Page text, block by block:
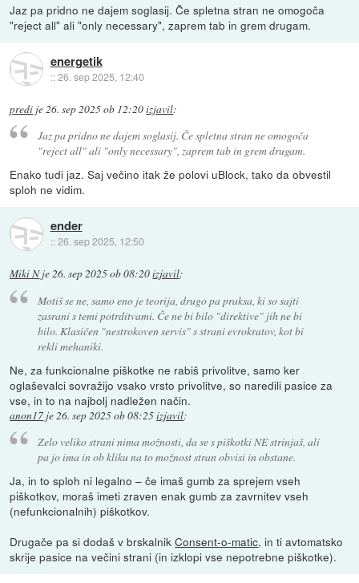
Jaz pa pridno ne dajem soglasij. Če spletna stran ne omogoča
"reject all" ali "only necessary", zaprem tab in grem drugam.
energetik
::26. sep 2025, 12:40
predi je 26. sep 2025 ob 12:20izjavil:
Jaz pa pridno ne dajem soglasij. Če spletna stran ne omogoča
"reject all" ali "only necessary", zaprem tab in grem drugam.
Enako tudi jaz. Saj večino itak že polovi uBlock, tako da obvestil
sploh ne vidim.
ender
::26. sep 2025, 12:50
Miki Nje26. sep 2025 ob 08:20izjavil:
Motiš se ne, samo eno je teorija, drugo pa praksa, ki so sajti
zasrani s temi potrditvami. Če ne bi bilo "direktive" jih ne bi
bilo. Klasičen "nestrokoven servis" s strani evrokratov, kot bi
rekli mehaniki.
Ne, za funkcionalne piškotke ne rabiš privolitve, samo ker
oglaševalci sovražijo vsako vrsto privolitve, so naredili pasice za
vse, in to na najbolj nadležen način.
anon17 je26. sep 2025 ob 08:25izjavil:
Zelo veliko strani nima možnosti, da se s piškotki NE strinjaš, ali
pa jo ima in ob kliku na to možnost stran obvisi in obstane.
Ja, in to sploh ni legalno – če imaš gumb za sprejem vseh
piškotkov, moraš imeti zraven enak gumb za zavrnitev vseh
(nefunkcionalnih) piškotkov.
Drugače pa si dodaš v brskalnikConsent-o-matic, in ti avtomatsko
skrije pasice na večini strani (in izklopi vse nepotrebne piškotke).